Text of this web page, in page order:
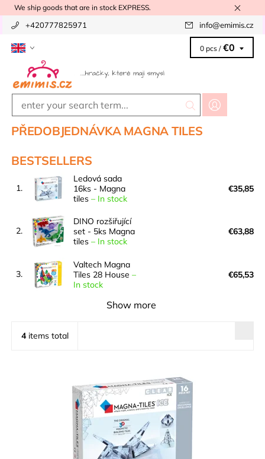
We ship goods that are in stock EXPRESS.
+420777825971 info@emimis.cz
0 pcs / €0
PŘEDOBJEDNÁVKA MAGNA TILES
BESTSELLERS
1.
Ledová sada
16ks - Magna
tiles – In stock
€35,85
2.
DINO rozšiřující
set - 5ks Magna
tiles – In stock
€63,88
3.
Valtech Magna
Tiles 28 House –
In stock
€65,53
Show more
4items total